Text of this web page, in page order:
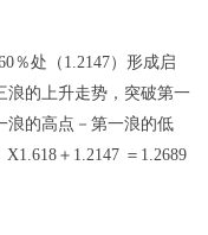
％处（1.2147）形成启
浪的上升走势，突破第一
浪的高点－第一浪的低
＋1.2147 ＝1.2689